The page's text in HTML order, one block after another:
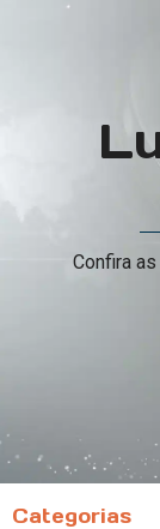
Confira
Categorias